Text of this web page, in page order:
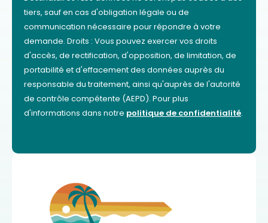
tiers, sauf en cas d'obligation légale ou de
communication nécessaire pour répondre à votre
demande. Droits : Vous pouvez exercer vos droits
d'accès, de rectification, d'opposition, de limitation, de
portabilité et d'effacement des données auprès du
responsable du traitement, ainsi qu'auprès de l'autorité
de contrôle compétente (AEPD). Pour plus
d'informations dans notre politique de confidentialité.